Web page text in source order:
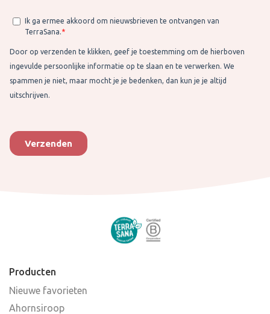
Producten
Nieuwe favorieten
Ahornsiroop